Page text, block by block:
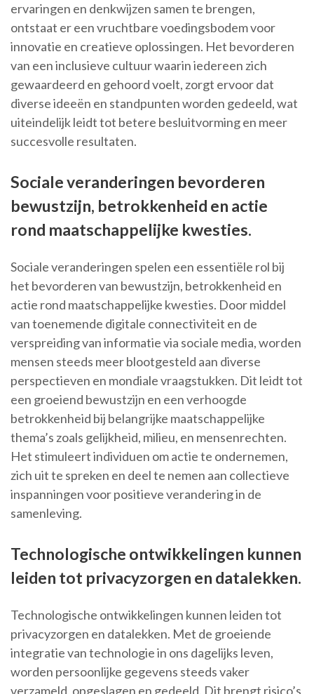
ervaringen en denkwijzen samen te brengen,
ontstaat er een vruchtbare voedingsbodem voor
innovatie en creatieve oplossingen. Het bevorderen
van een inclusieve cultuur waarin iedereen zich
gewaardeerd en gehoord voelt, zorgt ervoor dat
diverse ideeën en standpunten worden gedeeld, wat
uiteindelijk leidt tot betere besluitvorming en meer
succesvolle resultaten.
Sociale veranderingen bevorderen
bewustzijn, betrokkenheid en actie
rond maatschappelijke kwesties.
Sociale veranderingen spelen een essentiële rol bij
het bevorderen van bewustzijn, betrokkenheid en
actie rond maatschappelijke kwesties. Door middel
van toenemende digitale connectiviteit en de
verspreiding van informatie via sociale media, worden
mensen steeds meer blootgesteld aan diverse
perspectieven en mondiale vraagstukken. Dit leidt tot
een groeiend bewustzijn en een verhoogde
betrokkenheid bij belangrijke maatschappelijke
thema’s zoals gelijkheid, milieu, en mensenrechten.
Het stimuleert individuen om actie te ondernemen,
zich uit te spreken en deel te nemen aan collectieve
inspanningen voor positieve verandering in de
samenleving.
Technologische ontwikkelingen kunnen
leiden tot privacyzorgen en datalekken.
Technologische ontwikkelingen kunnen leiden tot
privacyzorgen en datalekken. Met de groeiende
integratie van technologie in ons dagelijks leven,
worden persoonlijke gegevens steeds vaker
verzameld, opgeslagen en gedeeld. Dit brengt risico’s